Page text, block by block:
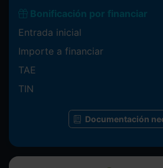
Bonificación por financiar
Entrada inicial
Importe a financiar
TAE
TIN
Documentación